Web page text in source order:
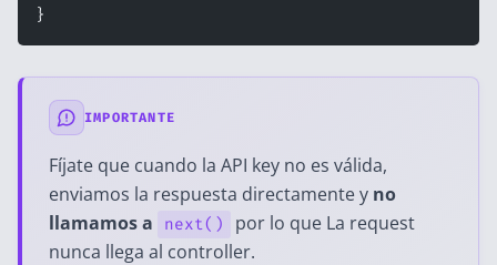
}
IMPORTANTE
Fíjate que cuando la API key no es válida,
enviamos la respuesta directamente y no
llamamos a
next()
por lo que La request
nunca llega al controller.